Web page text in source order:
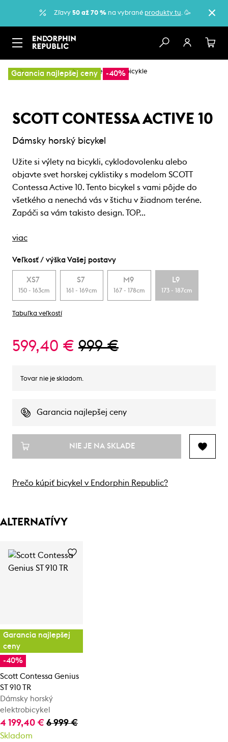
Zľavy 50 až 70 %na vybrané produkty tu. 🥳
Garancia najlepšej ceny -40%
… Horské bicykle Dámske horské bicykle
SCOTT CONTESSA ACTIVE 10
Dámsky horský bicykel
Užite si výlety na bicykli, cyklodovolenku alebo
objavte svet horskej cyklistiky s modelom SCOTT
Contessa Active 10. Tento bicykel s vami pôjde do
všetkého a nenechá vás v štichu v žiadnom teréne.
Zapáči sa vám takisto design. TOP…
viac
Veľkosť / výška Vašej postavy
XS7
150 - 163cm
S7
161 - 169cm
M9
167 - 178cm
L9
173 - 187cm
Tabuľka veľkostí
599,40 € 999 €
Tovar nie je skladom.
Garancia najlepšej ceny
NIE JE NA SKLADE
Prečo kúpiť bicykel v Endorphin Republic?
ALTERNATÍVY
Garancia najlepšej
ceny
-40%
Scott Contessa Genius
ST 910 TR
Dámsky horský
elektrobicykel
4 199,40 € 6 999 €
Skladom